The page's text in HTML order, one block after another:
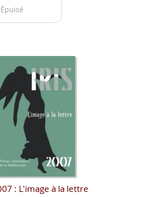
Épuisé
: L'image à la lettre